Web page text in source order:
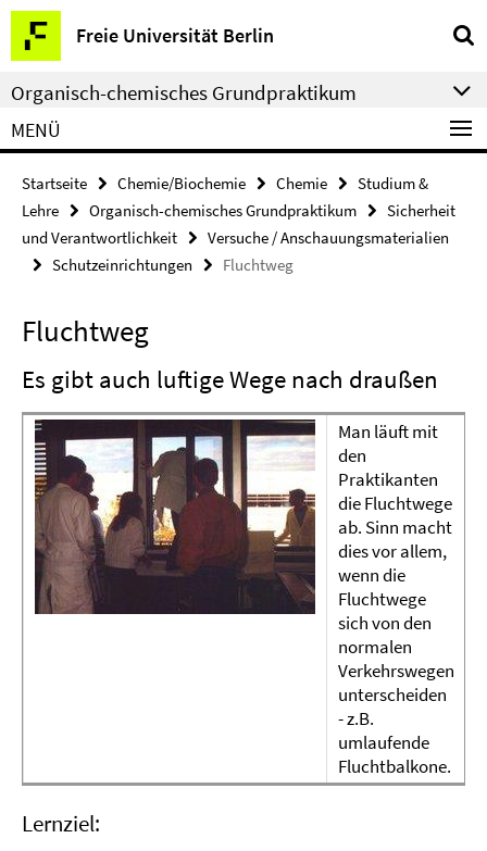
Springe
direkt
zu
Inhalt
Freie Universität Berlin
Service-
Navigation
Organisch-chemisches Grundpraktikum
MENÜ
Startseite Chemie/Biochemie Chemie
Studium &
Lehre
Organisch-chemisches Grundpraktikum
Sicherheit
und Verantwortlichkeit
Versuche / Anschauungsmaterialien
Schutzeinrichtungen
Fluchtweg
Fluchtweg
Es gibt auch luftige Wege nach draußen
Man läuft mit
den
Praktikanten
die Fluchtwege
ab. Sinn macht
dies vor allem,
wenn die
Fluchtwege
sich von den
normalen
Verkehrswegen
unterscheiden
- z.B.
umlaufende
Fluchtbalkone.
Lernziel: